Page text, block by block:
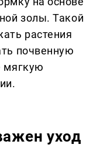
золы. Такой
растения
почвенную
мягкую
уход